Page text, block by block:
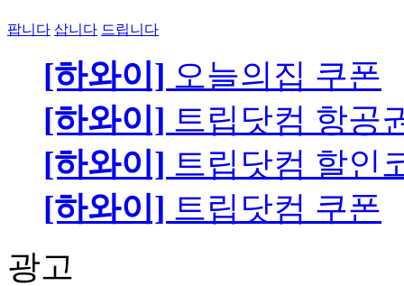
팝니다 삽니다 드립니다
[하와이] 오늘의집 쿠폰
[하와이] 트립닷컴 항공
[하와이] 트립닷컴 할인
[하와이] 트립닷컴 쿠폰
광고